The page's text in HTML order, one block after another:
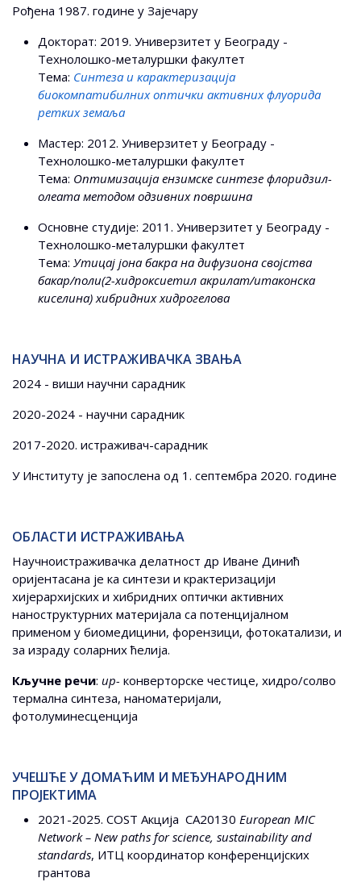
Рођена 1987. године у Зајечару
Докторат: 2019. Универзитет у Београду -
Технолошко-металуршки факултет
Тема: Синтеза и карактеризација
биокомпатибилних оптички активних флуорида
ретких земаља
Мастер: 2012. Универзитет у Београду -
Технолошко-металуршки факултет
Тема: Оптимизација ензимске синтезе флоридзил-
олеата методом одзивних површина
Основне студије: 2011. Универзитет у Београду -
Технолошко-металуршки факултет
Тема: Утицај јона бакра на дифузиона својства
бакар/поли(2-хидроксиетил акрилат/итаконска
киселина) хибридних хидрогелова
НАУЧНА И ИСТРАЖИВАЧКА ЗВАЊА
2024 - виши научни сарадник
2020-2024 - научни сарадник
2017-2020. истраживач-сарадник
У Институту је запослена од 1. септембра 2020. године
ОБЛАСТИ ИСТРАЖИВАЊА
Научноистраживачка делатност др Иване Динић
оријентасана је ка синтези и крактеризацији
хијерархијских и хибридних оптички активних
наноструктурних материјала са потенцијалном
применом у биомедицини, форензици, фотокатализи, и
за израду соларних ћелија.
Кључне речи: up- конверторске честице, хидро/солво
термална синтеза, наноматеријали,
фотолуминесценција
УЧЕШЋЕ У ДОМАЋИМ И МЕЂУНАРОДНИМ
ПРОЈЕКТИМА
2021-2025. COST Aкција CA20130 European MIC
Network – New paths for science, sustainability and
standards, ИТЦ коoрдинатор конференцијских
грантова